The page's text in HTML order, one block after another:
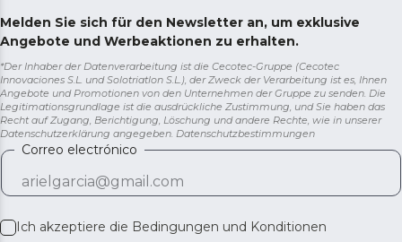
Melden Sie sich für den Newsletter an, um exklusive
Angebote und Werbeaktionen zu erhalten.
*Der Inhaber der Datenverarbeitung ist die Cecotec-Gruppe (Cecotec
Innovaciones S.L. und Solotriatlon S.L.), der Zweck der Verarbeitung ist es, Ihnen
Angebote und Promotionen von den Unternehmen der Gruppe zu senden. Die
Legitimationsgrundlage ist die ausdrückliche Zustimmung, und Sie haben das
Recht auf Zugang, Berichtigung, Löschung und andere Rechte, wie in unserer
Datenschutzerklärung angegeben. Datenschutzbestimmungen
Correo electrónico
Ich akzeptiere die Bedingungen und Konditionen